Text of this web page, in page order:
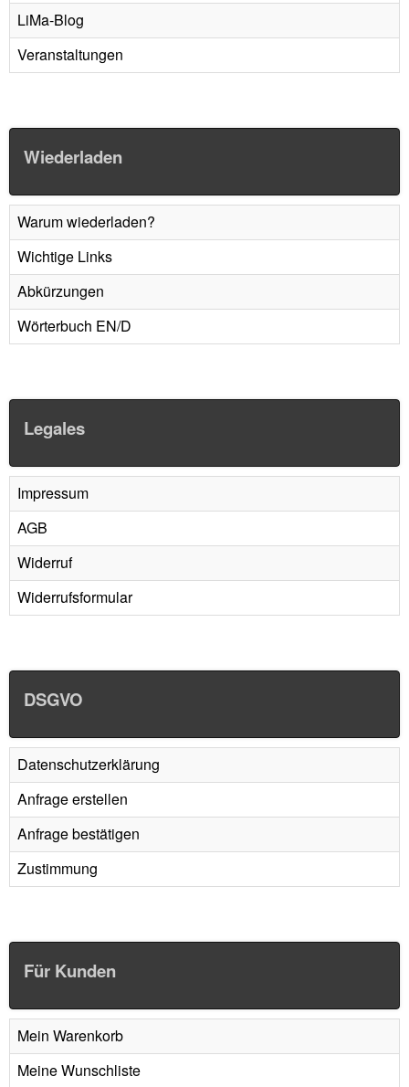
LiMa-Blog
Veranstaltungen
Wiederladen
Warum wiederladen?
Wichtige Links
Abkürzungen
Wörterbuch EN/D
Legales
Impressum
AGB
Widerruf
Widerrufsformular
DSGVO
Datenschutzerklärung
Anfrage erstellen
Anfrage bestätigen
Zustimmung
Für Kunden
Mein Warenkorb
Meine Wunschliste